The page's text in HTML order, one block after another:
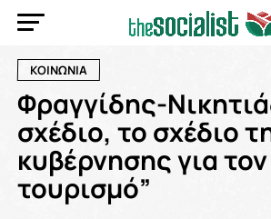
ΚΟΙΝΩΝΙΑ
Φραγγίδης-
σχέδιο, το σχέδιο
κυβέρνησης για τον
τουρισμό”